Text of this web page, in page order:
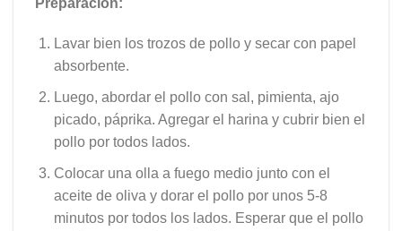
Lavar bien los trozos de pollo y secar con papel
absorbente.
Luego, abordar el pollo con sal, pimienta, ajo
picado, páprika. Agregar el harina y cubrir bien el
pollo por todos lados.
Colocar una olla a fuego medio junto con el
aceite de oliva y dorar el pollo por unos 5-8
minutos por todos los lados. Esperar que el pollo